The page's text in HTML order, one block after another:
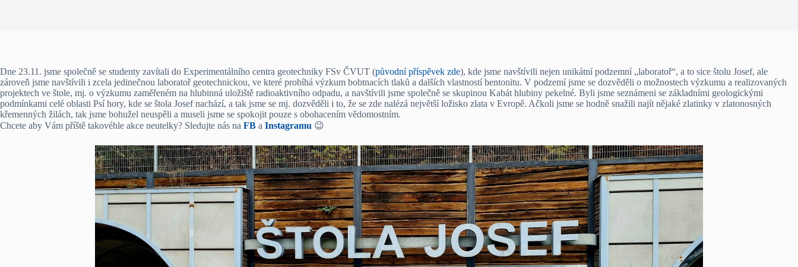
Dne 23.11. jsme společně se studenty zavítali do Experimentálního centra geotechniky FSv ČVUT (původní příspěvek zde), kde jsme navštívili nejen unikátní podzemní „laboratoř“, a to sice štolu Josef, ale
zároveň jsme navštívili i zcela jedinečnou laboratoř geotechnickou, ve které probíhá výzkum bobtnacích tlaků a dalších vlastností bentonitu. V podzemí jsme se dozvěděli o možnostech výzkumu a realizovaných
projektech ve štole, mj. o výzkumu zaměřeném na hlubinná uložiště radioaktivního odpadu, a navštívili jsme společně se skupinou Kabát hlubiny pekelné. Byli jsme seznámeni se základními geologickými
podmínkami celé oblasti Psí hory, kde se štola Josef nachází, a tak jsme se mj. dozvěděli i to, že se zde nalézá největší ložisko zlata v Evropě. Ačkoli jsme se hodně snažili najít nějaké zlatinky v zlatonosných
křemenných žilách, tak jsme bohužel neuspěli a museli jsme se spokojit pouze s obohacením vědomostním.
Chcete aby Vám příště takovéhle akce neutelky? Sledujte nás na FB a Instagramu 😉